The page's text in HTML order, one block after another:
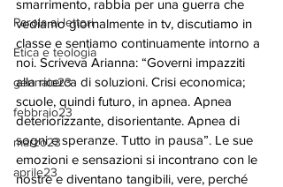
Parola ai lettori
Etica e teologia
gennaio23
febbraio23
marzo23
aprile23
smarrimento, rabbia per una guerra che
vediamo giornalmente in tv, discutiamo in
classe e sentiamo continuamente intorno a
noi. Scriveva Arianna: “Governi impazziti
alla ricerca di soluzioni. Crisi economica;
scuole, quindi futuro, in apnea. Apnea
deteriorizzante, disorientante. Apnea di
sogni e speranze. Tutto in pausa”. Le sue
emozioni e sensazioni si incontrano con le
nostre e diventano tangibili, vere, perché